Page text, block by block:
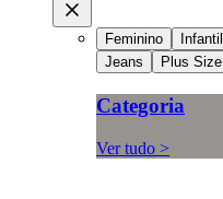
Feminino Infantil
Jeans
Plus Size
Categoria
Ver tudo >